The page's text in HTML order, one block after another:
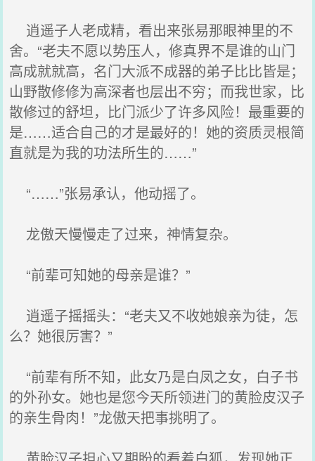
逍遥子人老成精，看出来张易那眼神里的不
舍。“老夫不愿以势压人，修真界不是谁的山门
高成就就高，名门大派不成器的弟子比比皆是；
山野散修修为高深者也层出不穷；而我世家，比
散修过的舒坦，比门派少了许多风险！最重要的
是……适合自己的才是最好的！她的资质灵根简
直就是为我的功法所生的……”
“……”张易承认，他动摇了。
龙傲天慢慢走了过来，神情复杂。
“前辈可知她的母亲是谁？”
逍遥子摇摇头：“老夫又不收她娘亲为徒，怎
么？她很厉害？”
“前辈有所不知，此女乃是白凤之女，白子书
的外孙女。她也是您今天所领进门的黄脸皮汉子
的亲生骨肉！”龙傲天把事挑明了。